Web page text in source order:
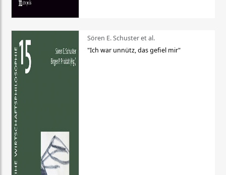
Sören E. Schuster et al.
"Ich war unnütz, das gefiel mir"